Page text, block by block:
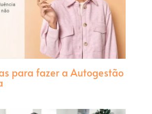
para fazer a Autogestão